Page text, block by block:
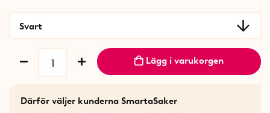
Svart
Lägg i varukorgen
Därför väljer kunderna SmartaSaker